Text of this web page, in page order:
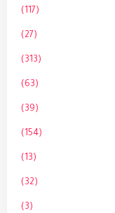
(117)
(27)
(313)
(63)
(39)
(154)
(13)
(32)
(3)